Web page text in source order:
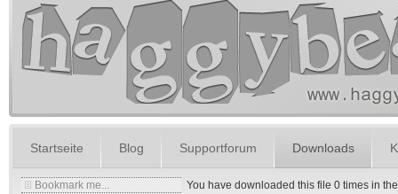
Startseite Blog Supportforum Downloads
Bookmark me...
You have downloaded this file 0 times in